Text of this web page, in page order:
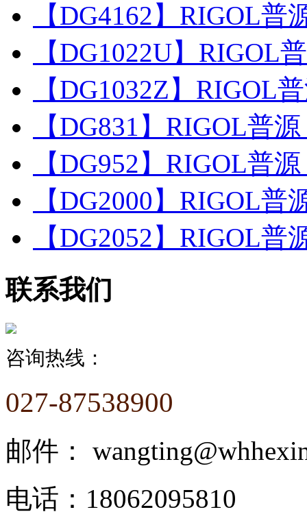
【DG4162】RIGOL普
【DG1022U】RIGOL
【DG1032Z】RIGOL
【DG831】RIGOL普
【DG952】RIGOL普
【DG2000】RIGOL普
【DG2052】RIGOL普
联系我们
咨询热线：
027-87538900
邮件：
电话： 18062095810